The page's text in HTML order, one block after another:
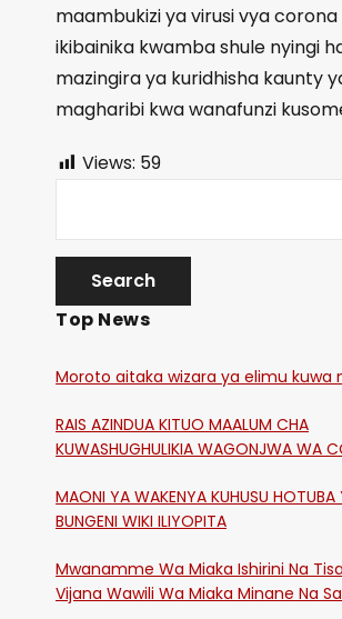
maambukizi ya virusi vya corona
ikibainika kwamba shule nyingi
mazingira ya kuridhisha kaunty
magharibi kwa wanafunzi
Views: 59
Top News
Moroto aitaka wizara ya elimu kuwa
RAIS AZINDUA KITUO MAALUM CHA
KUWASHUGHULIKIA WAGONJWA WA
MAONI YA WAKENYA KUHUSU HOTUBA YAKE RAIS
BUNGENI WIKI ILIYOPITA
Mwanamme Wa Miaka Ishirini Na
Vijana Wawili Wa Miaka Minane Na